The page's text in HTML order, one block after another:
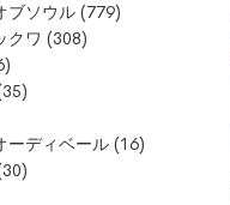
ブソウル (779)
クワ (308)
ーディベール (16)